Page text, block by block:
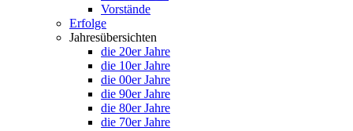
Vorstände
Erfolge
Jahresübersichten
die 20er Jahre
die 10er Jahre
die 00er Jahre
die 90er Jahre
die 80er Jahre
die 70er Jahre